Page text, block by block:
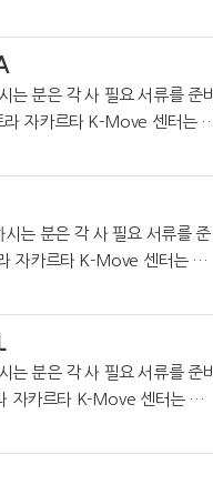
다. https://cafe.naver.com/k
는 분은 각 사 필요 서류를 준비
니다. https://cafe.na
니다. https://cafe.naver.com/
는 분은 각 사 필요 서류를 준비
니다. https://cafe.naver.com/